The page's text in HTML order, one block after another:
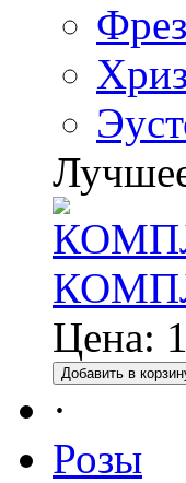
Цена:
Добавить в
·
Розы